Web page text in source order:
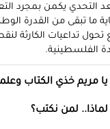
"الشبح" بغزة..
مرة!
قاتلة.. مضادات
كريم"!
التحدي يكمن بمجرد
ما تبقى من القدرة
تحول تداعيات الكارثة
الفلسطينية.
يا مريم خذي الكتاب
لماذا.. لمن نكتب؟